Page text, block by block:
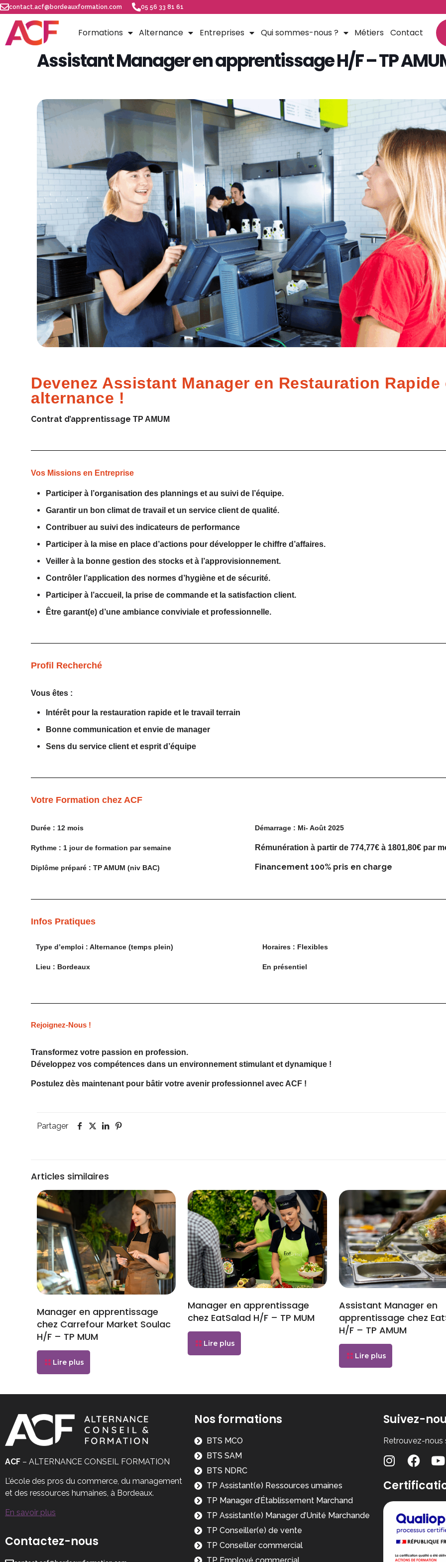
contact.acf@bordeauxformation.com 05 56 33 81 61
Formations Alternance Entreprises Qui sommes-nous ? Métiers Contact
Assistant Manager en apprentissage H/F – TP
Devenez Assistant Manager en Restauration Rapide
alternance !
Contrat d’apprentissage TP AMUM
Vos Missions en Entreprise
Participer à l’organisation des plannings et au suivi de l’équipe.
Garantir un bon climat de travail et un service client de qualité.
Contribuer au suivi des indicateurs de performance
Participer à la mise en place d’actions pour développer le chiffre d’affaires.
Veiller à la bonne gestion des stocks et à l’approvisionnement.
Contrôler l’application des normes d’hygiène et de sécurité.
Participer à l’accueil, la prise de commande et la satisfaction client.
Être garant(e) d’une ambiance conviviale et professionnelle.
Profil Recherché
Vous êtes :
Intérêt pour la restauration rapide et le travail terrain
Bonne communication et envie de manager
Sens du service client et esprit d’équipe
Votre Formation chez ACF
Durée : 12 mois
Rythme : 1 jour de formation par semaine
Diplôme préparé : TP AMUM (niv BAC)
Démarrage : Mi- Août 2025
Rémunération à partir de 774,77€ à 1801,80€ par
Financement 100% pris en charge
Infos Pratiques
Type d’emploi : Alternance (temps plein)
Lieu : Bordeaux
Horaires : Flexibles
En présentiel
Rejoignez-Nous !
Transformez votre passion en profession.
Développez vos compétences dans un environnement stimulant et dynamique !
Postulez dès maintenant pour bâtir votre avenir professionnel avec ACF !
Partager
Articles similaires
Manager en apprentissage
chez Carrefour Market Soulac
H/F – TP MUM
Lire plus
Manager en apprentissage
chez EatSalad H/F – TP MUM
Lire plus
Assistant Manager en
apprentissage chez
H/F – TP AMUM
Lire plus
ACF – ALTERNANCE CONSEIL FORMATION
L’école des pros du commerce, du management
et des ressources humaines, à Bordeaux.
En savoir plus
Contactez-nous
Nos formations
BTS MCO
BTS SAM
BTS NDRC
TP Assistant(e) Ressources umaines
TP Manager d’Établissement Marchand
TP Assistant(e) Manager d’Unité Marchande
TP Conseiller(e) de vente
TP Conseiller commercial
Suivez-
Retrouvez-nous